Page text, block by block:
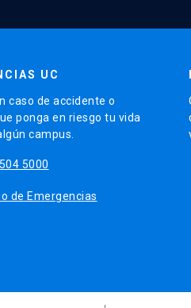
UC
caso de accidente o
ponga en riesgo tu vida
campus.
5000
de Emergencias